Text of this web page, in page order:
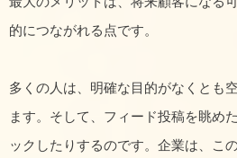
的につながれる点です。
多くの人は、明確な目的がなくとも
ます。そして、フィード投稿を眺め
ックしたりするのです。企業は、こ